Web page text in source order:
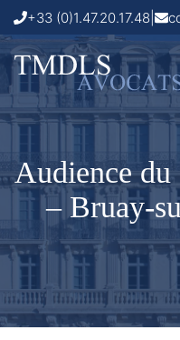
+33 (0)1.47.20.17.48
Audience du
– Bruay-